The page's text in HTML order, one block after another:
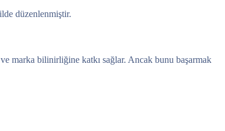
düzenlenmiştir.
marka bilinirliğine katkı sağlar. Ancak bunu başarmak